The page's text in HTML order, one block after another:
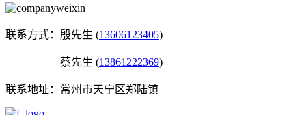
联系方式： 殷先生 (13606123405)
蔡先生 (13861222369)
联系地址： 常州市天宁区郑陆镇